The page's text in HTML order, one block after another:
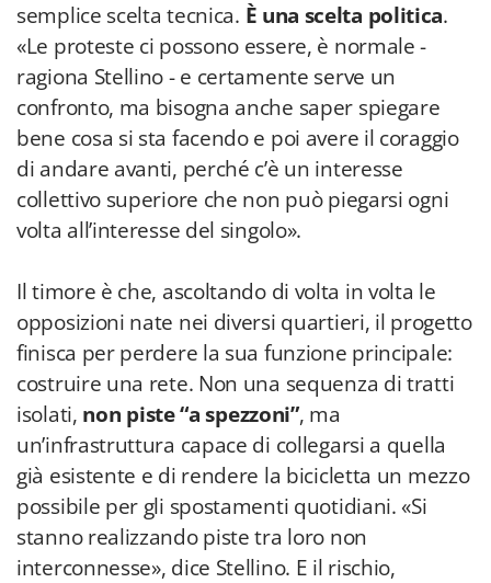
semplice scelta tecnica. È una scelta politica.
«Le proteste ci possono essere, è normale -
ragiona Stellino - e certamente serve un
confronto, ma bisogna anche saper spiegare
bene cosa si sta facendo e poi avere il coraggio
di andare avanti, perché c’è un interesse
collettivo superiore che non può piegarsi ogni
volta all’interesse del singolo».
Il timore è che, ascoltando di volta in volta le
opposizioni nate nei diversi quartieri, il progetto
finisca per perdere la sua funzione principale:
costruire una rete. Non una sequenza di tratti
isolati, non piste “a spezzoni”, ma
un’infrastruttura capace di collegarsi a quella
già esistente e di rendere la bicicletta un mezzo
possibile per gli spostamenti quotidiani. «Si
stanno realizzando piste tra loro non
interconnesse», dice Stellino. E il rischio,